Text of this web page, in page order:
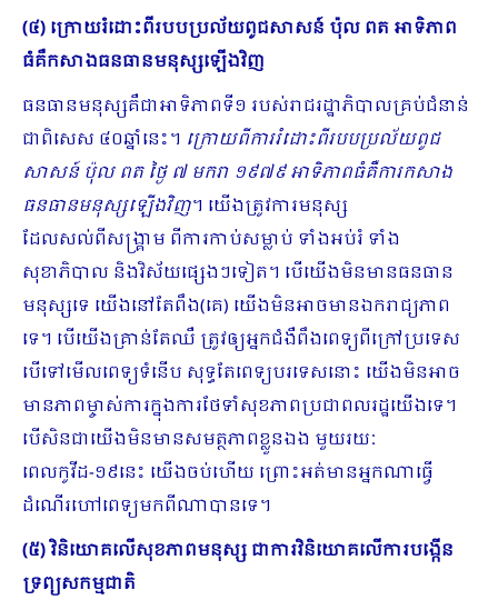
(៤) ក្រោយរំដោះពីរបបប្រល័យពូជសាសន៍ ប៉ុល ពត អាទិភាព
ធំគឺកសាងធនធានមនុស្សឡើងវិញ
ធនធានមនុស្សគឺជាអាទិភាពទី១ របស់រាជរដ្ឋាភិបាលគ្រប់ជំនាន់
ជាពិសេស ៤០ឆ្នាំនេះ។ ក្រោយពីការរំដោះពីរបបប្រល័យពូជ
សាសន៍ ប៉ុល ពត ថ្ងៃ ៧ មករា ១៩៧៩ អាទិភាពធំគឺការកសាង
ធនធានមនុស្សឡើងវិញ។ យើងត្រូវការមនុស្ស
ដែលសល់ពីសង្រ្គាម ពីការកាប់សម្លាប់ ទាំងអប់រំ ទាំង
សុខាភិបាល និងវិស័យផ្សេងៗទៀត។ បើយើងមិនមានធនធាន
មនុស្សទេ យើងនៅតែពឹង(គេ) យើងមិនអាចមានឯករាជ្យភាព
ទេ។ បើយើងគ្រាន់តែឈឺ ត្រូវឲ្យអ្នកជំងឺពឹងពេទ្យពីក្រៅប្រទេស
បើទៅមើលពេទ្យទំនើប សុទ្ធតែពេទ្យបរទេសនោះ យើងមិនអាច
មានភាពម្ចាស់ការក្នុងការថែទាំសុខភាពប្រជាពលរដ្ឋយើងទេ។
បើសិនជាយើងមិនមានសមត្ថភាពខ្លួនឯង មួយរយៈ
ពេលកូវីដ-១៩នេះ យើងចប់ហើយ ព្រោះអត់មានអ្នកណាធ្វើ
ដំណើរហៅពេទ្យមកពីណាបានទេ។
(៥) វិនិយោគលើសុខភាពមនុស្ស ជាការវិនិយោគលើការបង្កើន
ទ្រព្យសកម្មជាតិ